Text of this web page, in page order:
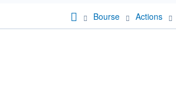
Bourse Actions